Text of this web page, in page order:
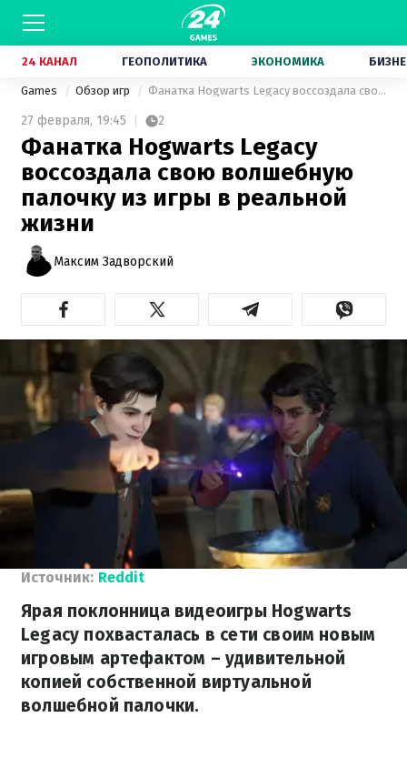
24 КАНАЛ ГЕОПОЛИТИКА ЭКОНОМИКА
Games Обзор игр Фанатка Hogwarts Legacy воссоздала свою волшебную палочку из игры в реальной жизни
27 февраля, 19:45 2
Фанатка Hogwarts Legacy
воссоздала свою волшебную
палочку из игры в реальной
жизни
Максим Задворский
Источник: Reddit
Ярая поклонница видеоигры Hogwarts
Legacy похвасталась в сети своим новым
игровым артефактом – удивительной
копией собственной виртуальной
волшебной палочки.